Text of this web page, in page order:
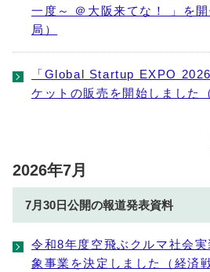
一度～ ＠大阪来てな！ 」を
局）
「Global Startup EXPO
ケットの販売を開始しました
2026年7月
7月30日公開の報道発表資料
令和8年度空飛ぶクルマ社会
象事業を決定しました（経済